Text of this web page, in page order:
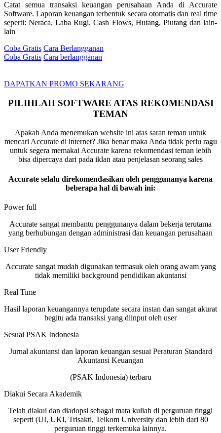
Catat semua transaksi keuangan perusahaan Anda di Accurate
Software. Laporan keuangan terbentuk secara otomatis dan real time
seperti: Neraca, Laba Rugi, Cash Flows, Hutang, Piutang dan lain-
lain
Coba Gratis Cara Berlangganan
Coba Gratis Cara berlangganan
DAPATKAN PROMO SEKARANG
PILIHLAH SOFTWARE ATAS REKOMENDASI
TEMAN
Apakah Anda menemukan website ini atas saran teman untuk
mencari Accurate di internet? Jika benar maka Anda tidak perlu ragu
untuk segera memakai Accurate karena rekomendasi teman lebih
bisa dipercaya dari pada iklan atau penjelasan seorang sales
Accurate selalu direkomendasikan oleh penggunanya karena
beberapa hal di bawah ini:
Power full
Accurate sangat membantu penggunanya dalam bekerja terutama
yang berhubungan dengan administrasi dan keuangan perusahaan
User Friendly
Accurate sangat mudah digunakan termasuk oleh orang awam yang
tidak memiliki background pendidikan akuntansi
Real Time
Hasil laporan keuangannya terupdate secara instan dan sangat akurat
begitu ada transaksi yang diinput oleh user
Sesuai PSAK Indonesia
Jurnal akuntansi dan laporan keuangan sesuai Peraturan Standard
Akuntansi Keuangan
(PSAK Indonesia) terbaru
Diakui Secara Akademik
Telah diakui dan diadopsi sebagai mata kuliah di perguruan tinggi
seperti (UI, UKI, Trisakti, Telkom University dan lebih dari 80
perguruan tinggi terkemuka lainnya.